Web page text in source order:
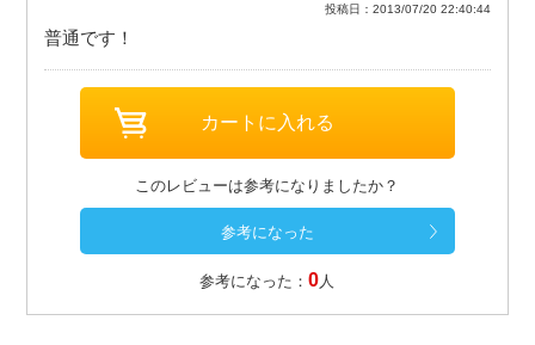
投稿日：2013/07/20 22:40:44
普通です！
このレビューは参考になりましたか？
参考になった：0 人